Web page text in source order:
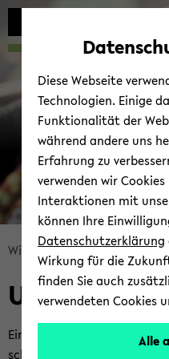
Bread­
crumb
über­
sprin­
gen
und
Will­kom­men AG Uni-​Zoo
Uni-​Zoo
Eine Be­son­der­heit der AG
schung ist der Uni-​Zoo, der
Diese Webseite
Technologien. Einige
Funktionalität der
während andere uns
Erfahrung zu
verwenden wir
Interaktionen mit
können Ihre
Datenschutzerklärung
Wirkung für die
finden Sie auch
verwendeten Cookies
Alle